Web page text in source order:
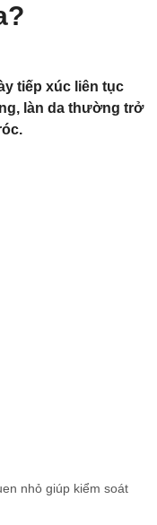
tiếp xúc liên tục
làn da thường trở
nhỏ giúp kiểm soát